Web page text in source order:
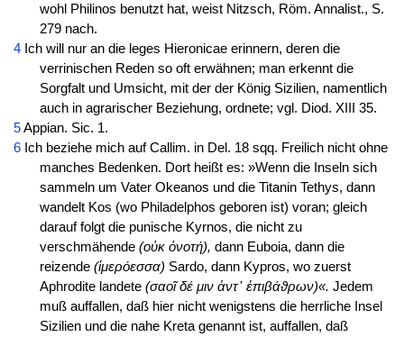
wohl Philinos benutzt hat, weist Nitzsch, Röm. Annalist., S.
279 nach.
4Ich will nur an die leges Hieronicae erinnern, deren die
verrinischen Reden so oft erwähnen; man erkennt die
Sorgfalt und Umsicht, mit der der König Sizilien, namentlich
auch in agrarischer Beziehung, ordnete; vgl. Diod. XIII 35.
5Appian. Sic. 1.
6Ich beziehe mich auf Callim. in Del. 18 sqq. Freilich nicht ohne
manches Bedenken. Dort heißt es: »Wenn die Inseln sich
sammeln um Vater Okeanos und die Titanin Tethys, dann
wandelt Kos (wo Philadelphos geboren ist) voran; gleich
darauf folgt die punische Kyrnos, die nicht zu
verschmähende (οὐκ ὀνοτή), dann Euboia, dann die
reizende (ἱμερόεσσα) Sardo, dann Kypros, wo zuerst
Aphrodite landete(σαοῖ δέ μιν ἀντ᾽ ἐπιβάϑρων)«. Jedem
muß auffallen, daß hier nicht wenigstens die herrliche Insel
Sizilien und die nahe Kreta genannt ist, auffallen, daß